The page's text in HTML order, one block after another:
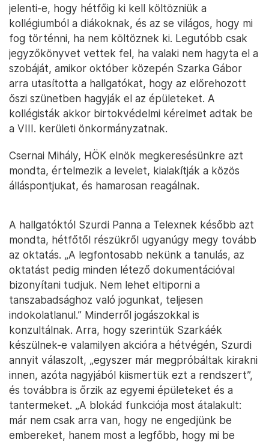
jelenti-e, hogy hétfőig ki kell költözniük a
kollégiumból a diákoknak, és az se világos, hogy mi
fog történni, ha nem költöznek ki. Legutóbb csak
jegyzőkönyvet vettek fel, ha valaki nem hagyta el a
szobáját, amikor október közepén Szarka Gábor
arra utasította a hallgatókat, hogy az előrehozott
őszi szünetben hagyják el az épületeket. A
kollégisták akkor birtokvédelmi kérelmet adtak be
a VIII. kerületi önkormányzatnak.
Csernai Mihály, HÖK elnök megkeresésünkre azt
mondta, értelmezik a levelet, kialakítják a közös
álláspontjukat, és hamarosan reagálnak.
A hallgatóktól Szurdi Panna a Telexnek később azt
mondta, hétfőtől részükről ugyanúgy megy tovább
az oktatás. „A legfontosabb nekünk a tanulás, az
oktatást pedig minden létező dokumentációval
bizonyítani tudjuk. Nem lehet eltiporni a
tanszabadsághoz való jogunkat, teljesen
indokolatlanul.” Minderről jogászokkal is
konzultálnak. Arra, hogy szerintük Szarkáék
készülnek-e valamilyen akcióra a hétvégén, Szurdi
annyit válaszolt, „egyszer már megpróbáltak kirakni
innen, azóta nagyjából kiismertük ezt a rendszert”,
és továbbra is őrzik az egyemi épületeket és a
tantermeket. „A blokád funkciója most átalakult:
már nem csak arra van, hogy ne engedjünk be
embereket, hanem most a legfőbb, hogy mi be